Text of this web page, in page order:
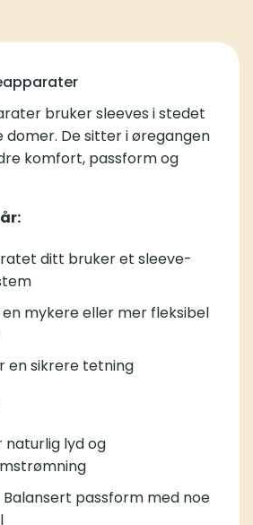
bruker sleeves i stedet
domer. De sitter i øregangen
komfort, passform og
ditt bruker et sleeve-
en mykere eller mer fleksibel
en sikrere tetning
lyd og
Balansert passform med noe